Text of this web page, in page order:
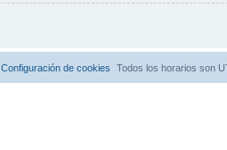
Todos los horarios son
Configuración de cookies